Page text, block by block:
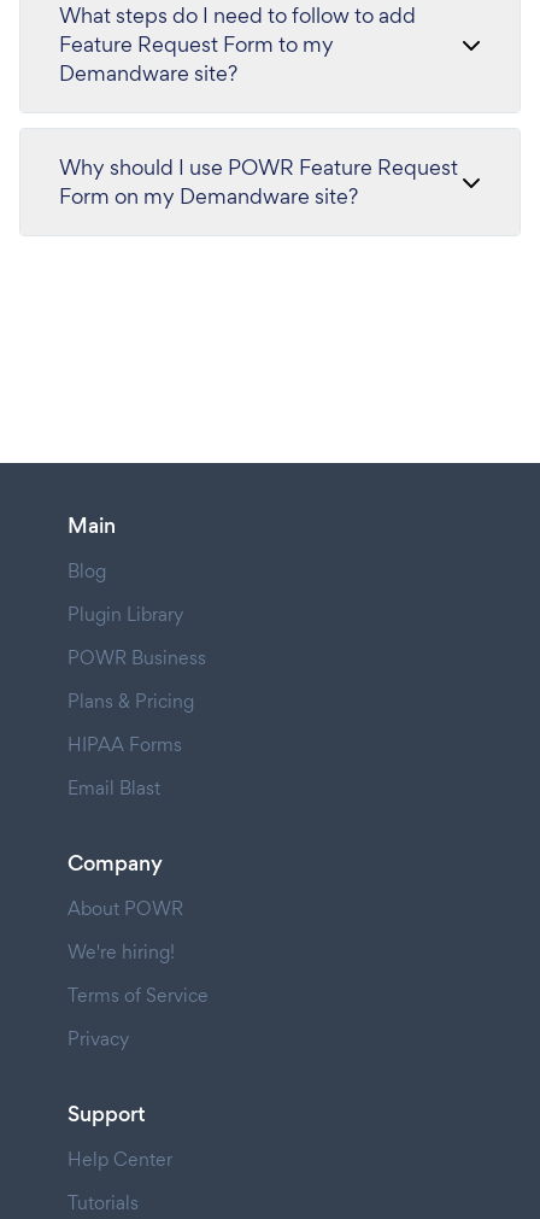
What steps do I need to follow to add
Feature Request Form to my
Demandware site?
Why should I use POWR Feature Request
Form on my Demandware site?
Main
Blog
Plugin Library
POWR Business
Plans & Pricing
HIPAA Forms
Email Blast
Company
About POWR
We're hiring!
Terms of Service
Privacy
Support
Help Center
Tutorials